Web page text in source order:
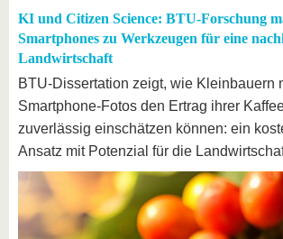
KI und Citizen Science: BTU-Forschung
Smartphones zu Werkzeugen für eine
Landwirtschaft
BTU-Dissertation zeigt, wie Kleinbauern
Smartphone-Fotos den Ertrag ihrer
zuverlässig einschätzen können: ein
Ansatz mit Potenzial für die